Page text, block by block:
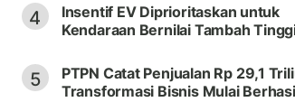
4
Insentif EV Diprioritaskan untuk
Kendaraan Bernilai Tambah
5
PTPN Catat Penjualan Rp 29,1
Transformasi Bisnis Mulai